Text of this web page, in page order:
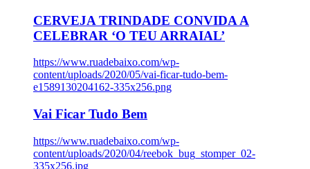
CERVEJA TRINDADE CONVIDA A
CELEBRAR ‘O TEU ARRAIAL’
https://www.ruadebaixo.com/wp-
content/uploads/2020/05/vai-ficar-tudo-bem-
e1589130204162-335x256.png
Vai Ficar Tudo Bem
https://www.ruadebaixo.com/wp-
content/uploads/2020/04/reebok_bug_stomper_02-
335x256.jpg